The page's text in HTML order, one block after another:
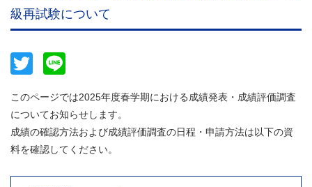
級再試験について
Twitter
このページでは2025年度春学期における成績発表・成績評価調査
についてお知らせします。
成績の確認方法および成績評価調査の日程・申請方法は以下の資
料を確認してください。